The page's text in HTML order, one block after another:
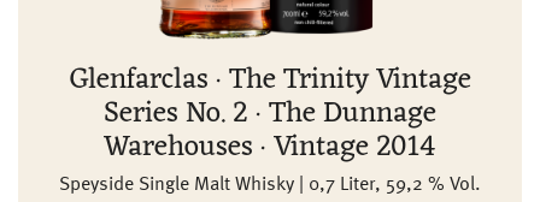
Glenfarclas · The Trinity Vintage
Series No. 2 · The Dunnage
Warehouses · Vintage 2014
Speyside Single Malt Whisky | 0,7 Liter, 59,2 % Vol.